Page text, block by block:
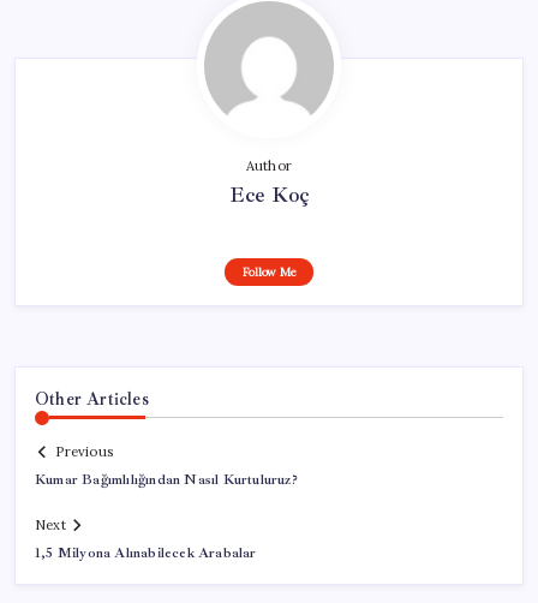
Author
Ece Koç
Follow Me
Other Articles
Previous
Kumar Bağımlılığından Nasıl Kurtuluruz?
Next
1,5 Milyona Alınabilecek Arabalar